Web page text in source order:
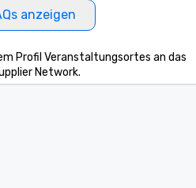
anzeigen
Profil Veranstaltungsortes an das
Network.